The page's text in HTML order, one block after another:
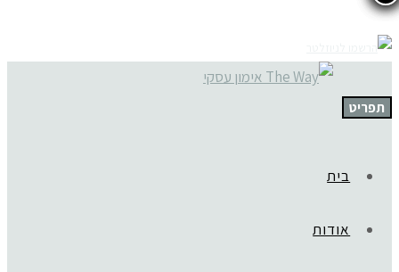
תפריט
בית
אודות